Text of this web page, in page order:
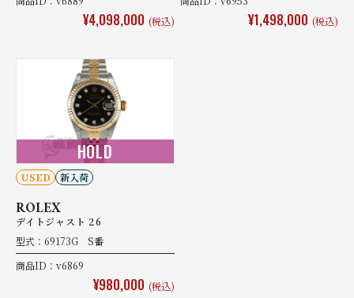
¥4,098,000 (税込) ¥1,498,000 (税込)
HOLD
USED 新入荷
ROLEX
デイトジャスト 26
型式：69173G S番
商品ID：v6869
¥980,000 (税込)